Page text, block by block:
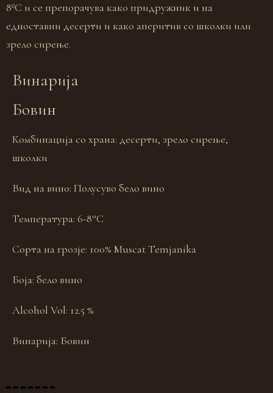
8ºC и се препорачува како придружник и на
едноставни десерти и како аперитив со школки или
зрело сирење.
Винарија
Бовин
Комбинација со храна: десерти, зрело сирење,
школки
Вид на вино: Полусуво бело вино
Температура: 6-8°C
Сорта на грозје: 100% Muscat Temjanika
Боја: бело вино
Alcohol Vol: 12.5 %
Винарија: Бовин